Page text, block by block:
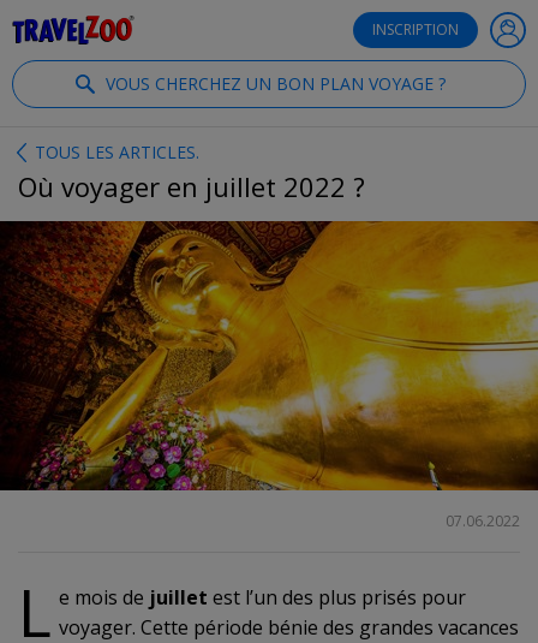
INSCRIPTION
VOUS CHERCHEZ UN BON PLAN VOYAGE ?
TOUS LES ARTICLES.
Où voyager en juillet 2022 ?
07.06.2022
L e mois de juillet est l’un des plus prisés pour
voyager. Cette période bénie des grandes vacances